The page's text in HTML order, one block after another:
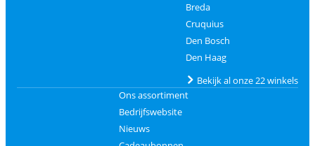
Breda
Cruquius
Den Bosch
Den Haag
Bekijk al onze 22 winkels
Ons assortiment
Bedrijfswebsite
Nieuws